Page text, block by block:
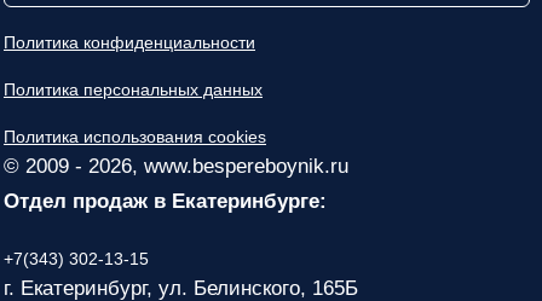
Политика конфиденциальности
Политика персональных данных
Политика использования cookies
© 2009 - 2026, www.bespereboynik.ru
Отдел продаж в Екатеринбурге:
+7(343) 302-13-15
г. Екатеринбург, ул. Белинского, 165Б